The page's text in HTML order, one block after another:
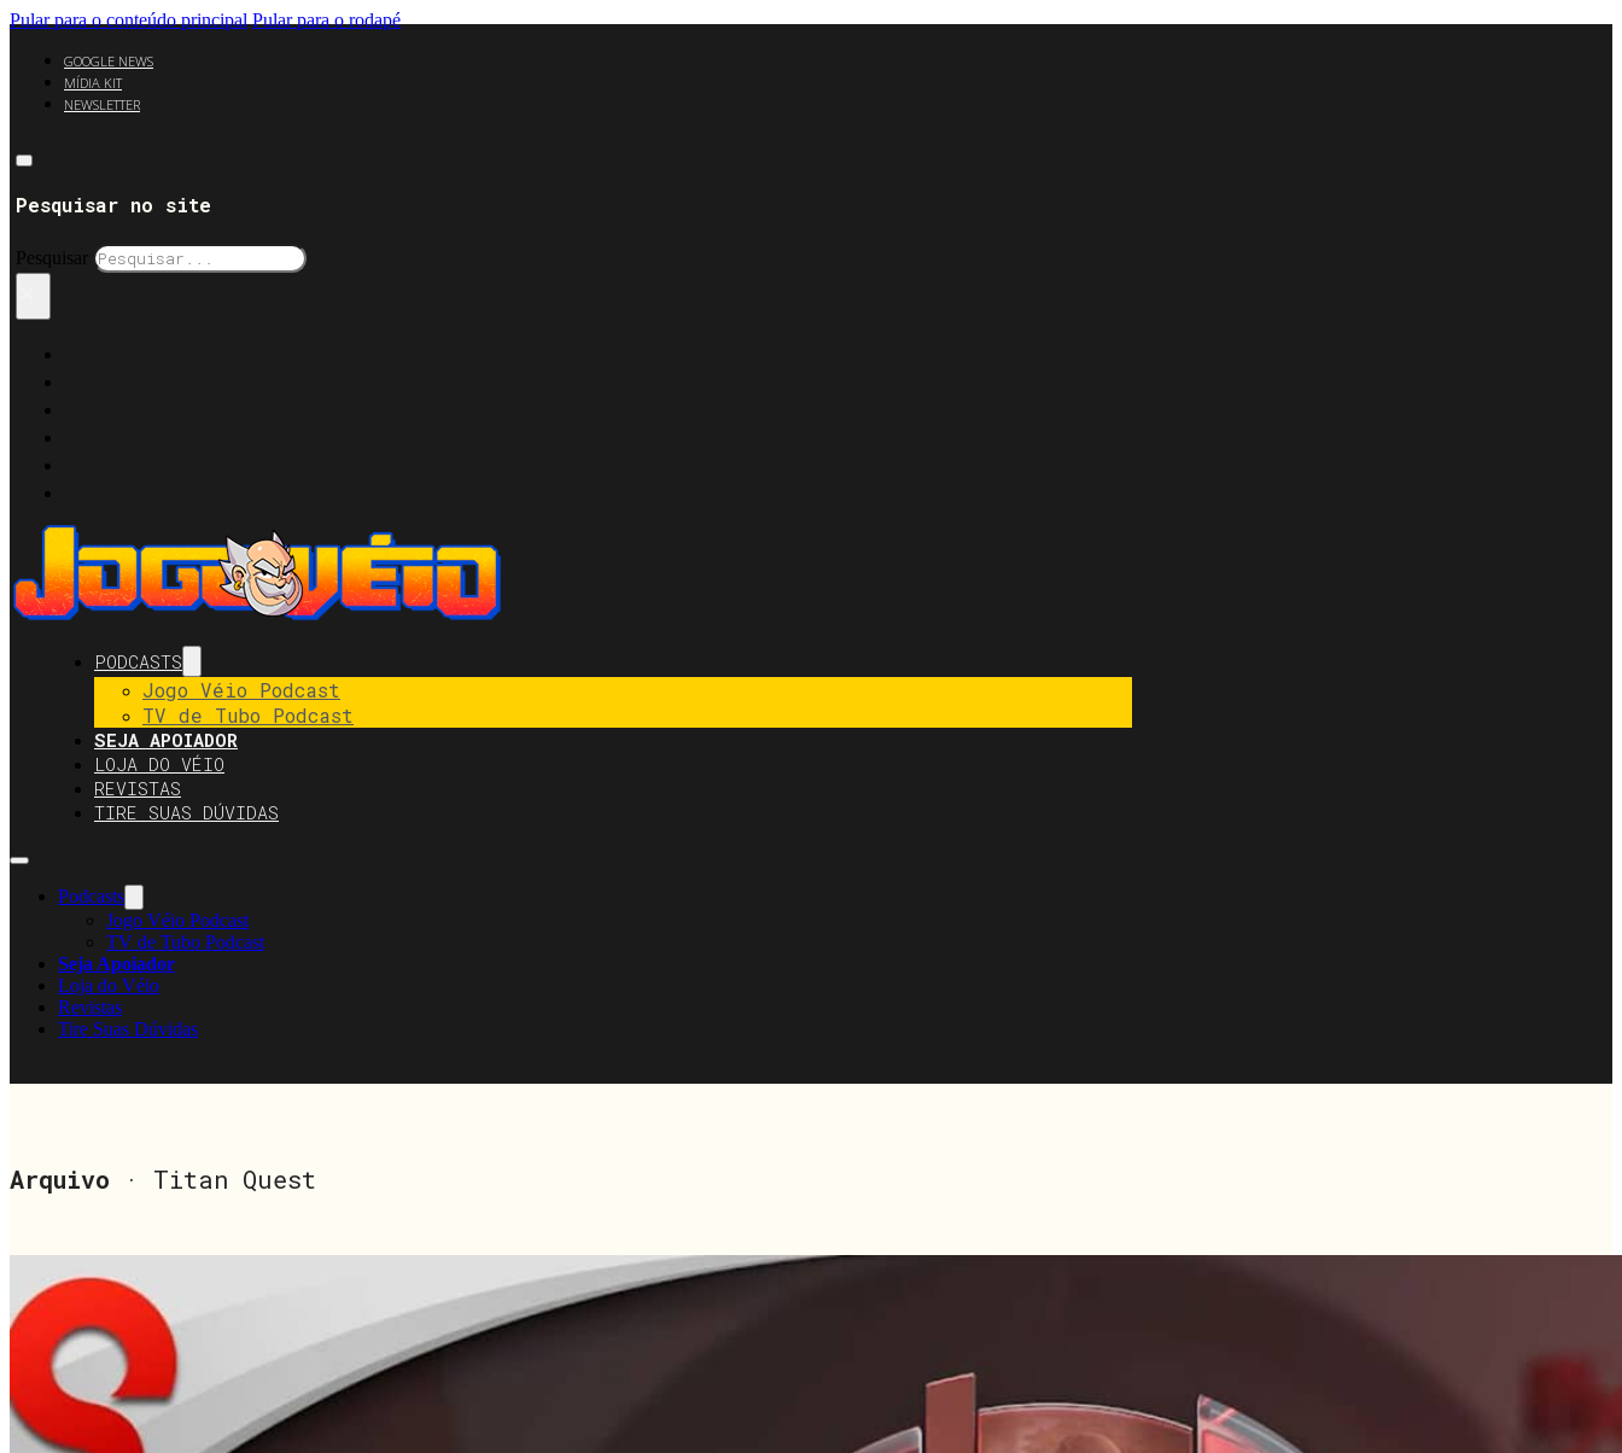
Pular para o conteúdo principal Pular para o rodapé
GOOGLE NEWS
MÍDIA KIT
NEWSLETTER
Pesquisar no site
Pesquisar
PODCASTS
Jogo Véio Podcast
TV de Tubo Podcast
SEJA APOIADOR
LOJA DO VÉIO
REVISTAS
TIRE SUAS DÚVIDAS
Podcasts
Jogo Véio Podcast
TV de Tubo Podcast
Seja Apoiador
Loja do Véio
Revistas
Tire Suas Dúvidas
Arquivo · Titan Quest